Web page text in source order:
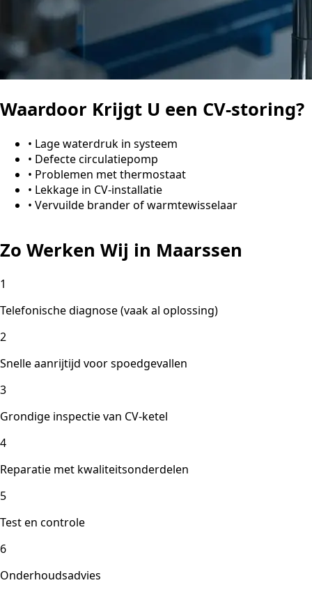
Waardoor Krijgt U een CV-storing?
• Lage waterdruk in systeem
• Defecte circulatiepomp
• Problemen met thermostaat
• Lekkage in CV-installatie
• Vervuilde brander of warmtewisselaar
Zo Werken Wij in Maarssen
1
Telefonische diagnose (vaak al oplossing)
2
Snelle aanrijtijd voor spoedgevallen
3
Grondige inspectie van CV-ketel
4
Reparatie met kwaliteitsonderdelen
5
Test en controle
6
Onderhoudsadvies